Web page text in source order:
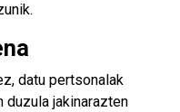
datu pertsonalak
jakinarazten